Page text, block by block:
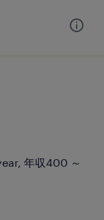
年収400 ～